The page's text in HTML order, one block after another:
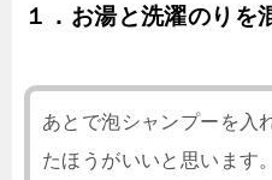
１．お湯と洗濯のりを
あとで泡シャンプーを入
たほうがいいと思います。